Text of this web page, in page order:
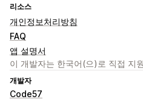
리소스
개인정보처리방침
FAQ
앱 설명서
이 개발자는 한국어(으)로 직접 지
개발자
Code57